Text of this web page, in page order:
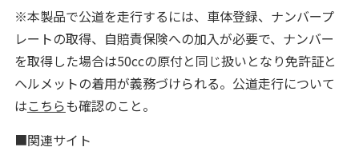
※本製品で公道を走行するには、車体登録、ナンバープ
レートの取得、自賠責保険への加入が必要で、ナンバー
を取得した場合は50ccの原付と同じ扱いとなり免許証と
ヘルメットの着用が義務づけられる。公道走行について
はこちらも確認のこと。
■関連サイト